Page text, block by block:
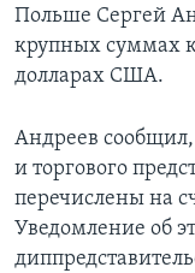
Польше Сергей
крупных суммах
долларах США.
Андреев сообщил,
и торгового
перечислены на
Уведомление об